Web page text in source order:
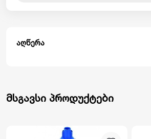
აღწერა
მსგავსი პროდუქტები